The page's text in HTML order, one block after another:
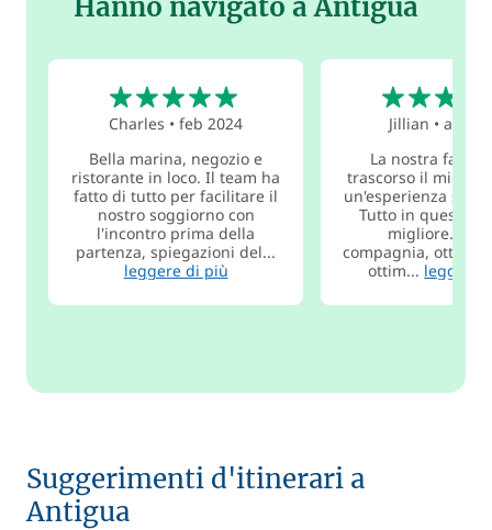
Hanno navigato a Antigua
Charles •feb 2024
Bella marina, negozio e
ristorante in loco. Il team ha
fatto di tutto per facilitare il
nostro soggiorno con
l'incontro prima della
partenza, spiegazioni del...
leggere di più
Jillian • apr
La nostra
trascorso il miglior
un'esperienza
Tutto in questo è
migliore.
compagnia, ottima
ottim... leggere
Suggerimenti d'itinerari a
Antigua